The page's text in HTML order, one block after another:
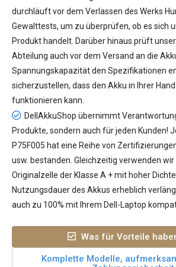
durchläuft vor dem Verlassen des Werks
Gewalttests, um zu überprüfen, ob es sich
Produkt handelt. Darüber hinaus prüft
Abteilung auch vor dem Versand an die
Spannungskapazität den Spezifikationen
sicherzustellen, dass den Akku in Ihrer
funktionieren kann.
DellAkkuShop übernimmt
Produkte, sondern auch für jeden Kunden!
P75F005 hat eine Reihe von Zertifizierungen
usw. bestanden. Gleichzeitig verwenden
Originalzelle der Klasse A + mit hoher
Nutzungsdauer des Akkus erheblich
auch zu 100% mit Ihrem Dell-Laptop
Was für Vorteile
Komplette Modelle,